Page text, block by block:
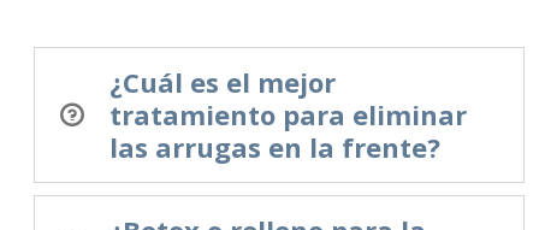
¿Cuál es el mejor
tratamiento para eliminar
las arrugas en la frente?